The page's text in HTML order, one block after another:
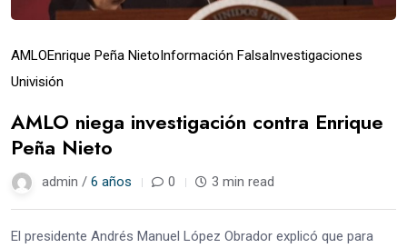
AMLOEnrique Peña NietoInformación FalsaInvestigaciones
Univisión
AMLO niega investigación contra Enrique
Peña Nieto
admin / 6 años 0 3 min read
El presidente Andrés Manuel López Obrador explicó que para